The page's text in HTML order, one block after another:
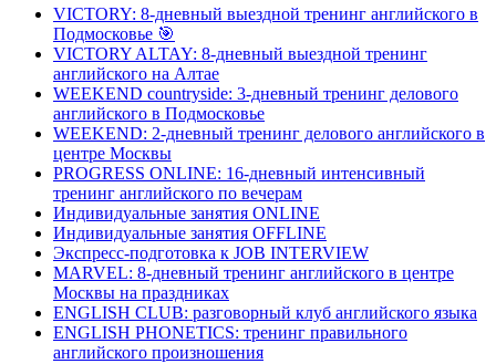
VICTORY: 8-дневный выездной тренинг английского в
Подмосковье 🎯
VICTORY ALTAY: 8-дневный выездной тренинг
английского на Алтае
WEEKEND countryside: 3-дневный тренинг делового
английского в Подмосковье
WEEKEND: 2-дневный тренинг делового английского в
центре Москвы
PROGRESS ONLINE: 16-дневный интенсивный
тренинг английского по вечерам
Индивидуальные занятия ONLINE
Индивидуальные занятия OFFLINE
Экспресс-подготовка к JOB INTERVIEW
МARVEL: 8-дневный тренинг английского в центре
Москвы на праздниках
ENGLISH CLUB: разговорный клуб английского языка
ENGLISH PHONETICS: тренинг правильного
английского произношения